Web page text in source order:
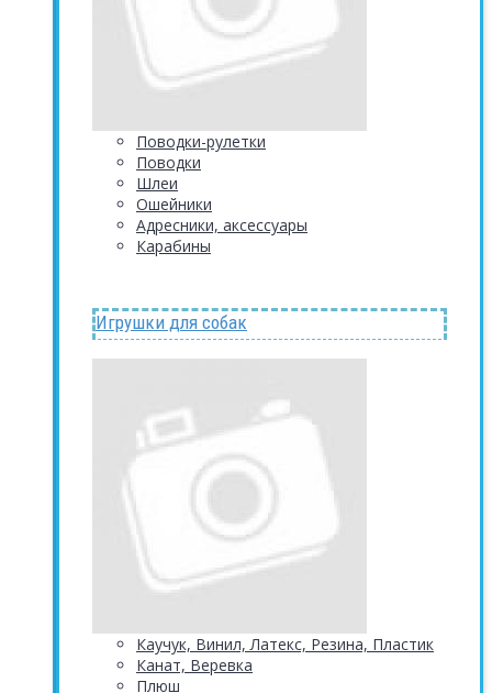
Поводки-рулетки
Поводки
Шлеи
Ошейники
Адресники, аксессуары
Карабины
Игрушки для собак
Каучук, Винил, Латекс, Резина, Пластик
Канат, Веревка
Плюш